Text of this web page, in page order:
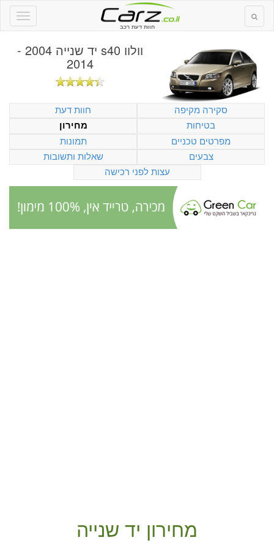
חוות דעת רכב
וולוו s40 יד שנייה 2004 -
2014
סקירה מקיפה
חוות דעת
בטיחות
מחירון
מפרטים טכניים
תמונות
צבעים
שאלות ותשובות
עצות לפני רכישה
מחירון יד שנייה